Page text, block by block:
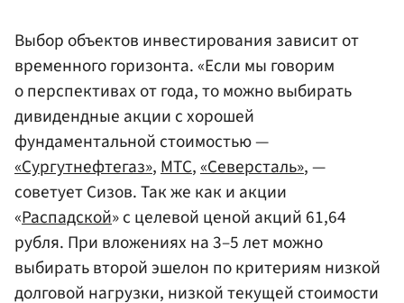
Выбор объектов инвестирования зависит от
временного горизонта. «Если мы говорим
о перспективах от года, то можно выбирать
дивидендные акции с хорошей
фундаментальной стоимостью —
«Сургутнефтегаз»,МТС,«Северсталь», —
советует Сизов. Так же как и акции
«Распадской» с целевой ценой акций 61,64
рубля. При вложениях на 3–5 лет можно
выбирать второй эшелон по критериям низкой
долговой нагрузки, низкой текущей стоимости